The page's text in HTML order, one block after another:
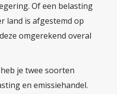
Of een belasting
land is afgestemd op
omgerekend overal
je twee soorten
en emissiehandel.